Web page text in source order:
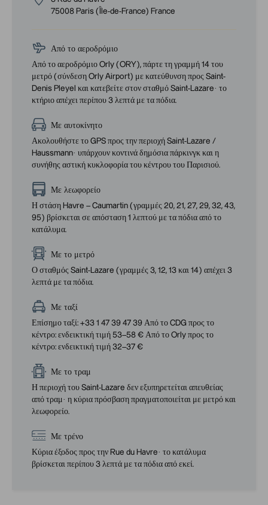
75008 Paris ( Île-de-France) France
Από το αεροδρόμιο
Από το αεροδρόμιο Orly (ORY), πάρτε τη γραμμή 14 του
μετρό (σύνδεση Orly Airport) με κατεύθυνση προς Saint-
Denis Pleyel και κατεβείτε στον σταθμό Saint-Lazare· το
κτήριο απέχει περίπου 3 λεπτά με τα πόδια.
Με αυτοκίνητο
Ακολουθήστε το GPS προς την περιοχή Saint-Lazare /
Haussmann· υπάρχουν κοντινά δημόσια πάρκινγκ και η
συνήθης αστική κυκλοφορία του κέντρου του Παρισιού.
Με λεωφορείο
Η στάση Havre – Caumartin (γραμμές 20, 21, 27, 29, 32, 43,
95) βρίσκεται σε απόσταση 1 λεπτού με τα πόδια από το
κατάλυμα.
Με το μετρό
Ο σταθμός Saint-Lazare (γραμμές 3, 12, 13 και 14) απέχει 3
λεπτά με τα πόδια.
Με ταξί
Επίσημο ταξί: +33 1 47 39 47 39 Από το CDG προς το
κέντρο: ενδεικτική τιμή 53–58 € Από το Orly προς το
κέντρο: ενδεικτική τιμή 32–37 €
Με το τραμ
Η περιοχή του Saint-Lazare δεν εξυπηρετείται απευθείας
από τραμ· η κύρια πρόσβαση πραγματοποιείται με μετρό και
λεωφορείο.
Με τρένο
Κύρια έξοδος προς την Rue du Havre· το κατάλυμα
βρίσκεται περίπου 3 λεπτά με τα πόδια από εκεί.